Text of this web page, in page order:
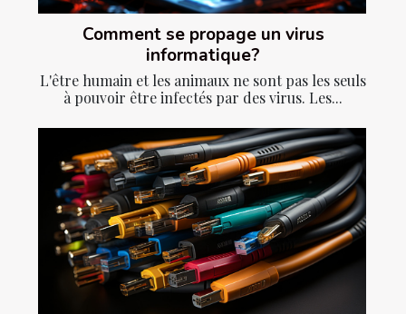
Comment se propage un virus
informatique?
L'être humain et les animaux ne sont pas les seuls
à pouvoir être infectés par des virus. Les...